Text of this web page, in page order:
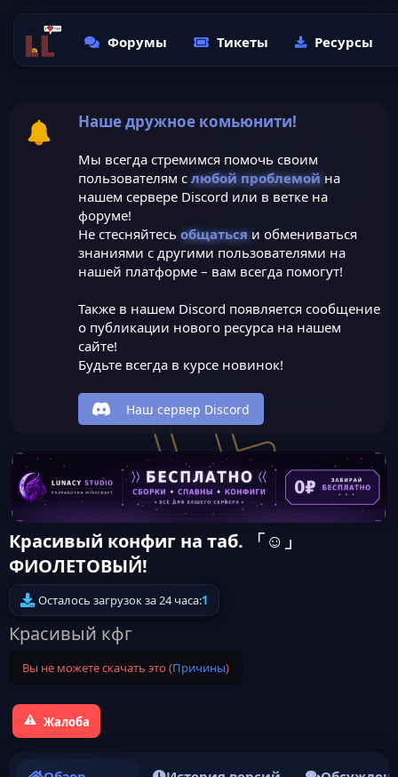
Форумы Тикеты Ресурсы
Наше дружное комьюнити!
Мы всегда стремимся помочь своим
пользователям с любой проблемойна
нашем сервере Discord или в ветке на
форуме!
Не стесняйтесь общатьсяи обмениваться
знаниями с другими пользователями на
нашей платформе – вам всегда помогут!
Также в нашем Discord появляется сообщение
о публикации нового ресурса на нашем
сайте!
Будьте всегда в курсе новинок!
Наш сервер Discord
Красивый конфиг на таб. 「☺」
ФИОЛЕТОВЫЙ!
Осталось загрузок за 24 часа:1
Красивый кфг
Вы не можете скачать это (Причины)
Жалоба